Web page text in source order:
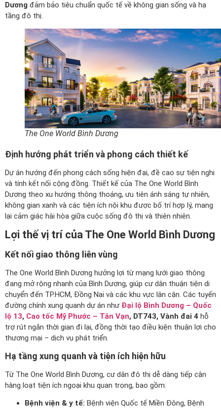
Dương đảm bảo tiêu chuẩn quốc tế về không gian sống và hạ
tầng đô thị.
The One World Bình Dương
Định hướng phát triển và phong cách thiết kế
Dự án hướng đến phong cách sống hiện đại, đề cao sự tiện nghi
và tính kết nối cộng đồng. Thiết kế của The One World Bình
Dương theo xu hướng thông thoáng, ưu tiên ánh sáng tự nhiên,
không gian xanh và các tiện ích nội khu được bố trí hợp lý, mang
lại cảm giác hài hòa giữa cuộc sống đô thị và thiên nhiên.
Lợi thế vị trí của The One World Bình Dương
Kết nối giao thông liên vùng
The One World Bình Dương hưởng lợi từ mạng lưới giao thông
đang mở rộng nhanh của Bình Dương, giúp cư dân thuận tiện di
chuyển đến TP.HCM, Đồng Nai và các khu vực lân cận. Các tuyến
đường chính xung quanh dự án như Đại lộ Bình Dương – Quốc
lộ 13, Cao tốc Mỹ Phước – Tân Vạn, DT743, Vành đai 4 hỗ
trợ rút ngắn thời gian đi lại, đồng thời tạo điều kiện thuận lợi cho
thương mại – dịch vụ phát triển.
Hạ tầng xung quanh và tiện ích hiện hữu
Từ The One World Bình Dương, cư dân đô thị dễ dàng tiếp cận
hàng loạt tiện ích ngoại khu quan trọng, bao gồm:
Bệnh viện & y tế: Bệnh viện Quốc tế Miền Đông, Bệnh